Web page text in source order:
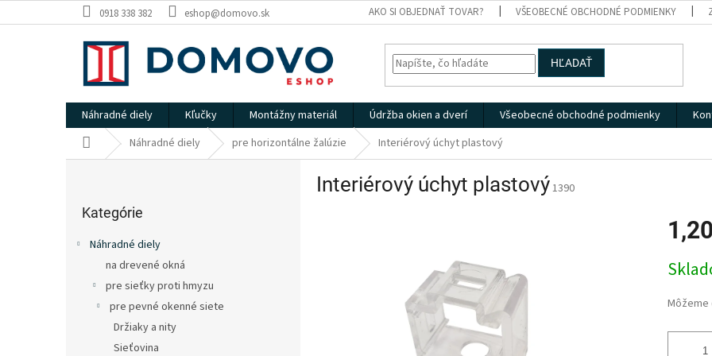
na
0918 338 382 eshop@domovo.sk AKO SI OBJEDNAŤ TOVAR? VŠEOBECNÉ OBCHODNÉ PODMIENKY
HĽADAŤ
Náhradné diely Kľučky Montážny materiál Údržba okien a dverí Všeobecné obchodné podmienky
DomovNáhradné diely pre horizontálne žalúzie Interiérový úchyt plastový
kategórie
Kategórie
Náhradné diely
na drevené okná
pre sieťky proti hmyzu
pre pevné okenné siete
Držiaky a nity
Sieťovina
Interiérový úchyt plastový1390
cena: